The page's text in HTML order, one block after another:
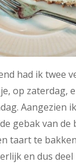
had ik twee
op zaterdag,
Aangezien
gebak van de
taart te
en dus